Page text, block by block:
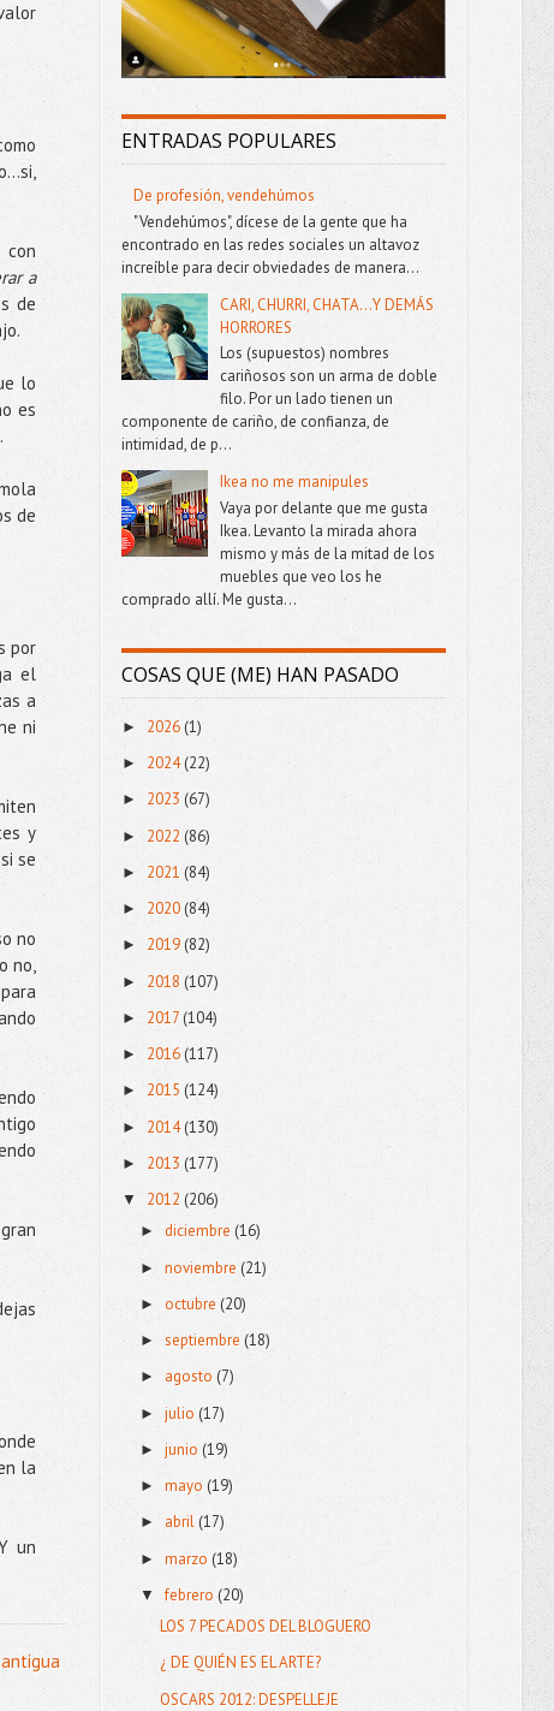
con
a
de
lo
es
de
por
el
a
ni
y
se
no
no,
la
un
ENTRADAS POPULARES
De profesión, vendehúmos
"Vendehúmos", dícese de la gente que ha
encontrado en las redes sociales un altavoz
increíble para decir obviedades de manera...
CARI, CHURRI, CHATA...Y DEMÁS
HORRORES
Los (supuestos) nombres
cariñosos son un arma de doble
filo. Por un lado tienen un
componente de cariño, de confianza, de
intimidad, de p...
Ikea no me manipules
Vaya por delante que me gusta
Ikea. Levanto la mirada ahora
mismo y más de la mitad de los
muebles que veo los he
comprado allí. Me gusta...
COSAS QUE (ME) HAN PASADO
► 2026 (1)
► 2024(22)
► 2023 (67)
► 2022 (86)
► 2021 (84)
► 2020(84)
► 2019(82)
► 2018 (107)
► 2017 (104)
► 2016(117)
► 2015 (124)
► 2014(130)
► 2013 (177)
▼ 2012 (206)
►diciembre(16)
►noviembre (21)
► octubre(20)
►septiembre(18)
► agosto(7)
►julio(17)
►junio(19)
►mayo(19)
► abril(17)
►marzo(18)
▼febrero(20)
LOS 7 PECADOS DEL BLOGUERO
¿ DE QUIÉN ES EL ARTE?
OSCARS 2012: DESPELLEJE